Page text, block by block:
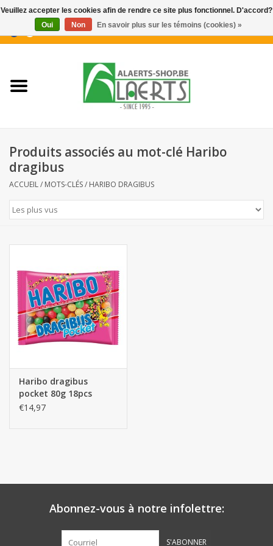
0 Articles - €0,00
Nouveautés
Biscuits pour le café
Botanicals
Bonbons pour la bonbonnière
Rouleaux de caisse thermiques
Produits d'hygiène
Matériel d'emballage
Fournitures de bureau
Produits associés au mot-clé Haribo
dragibus
ACCUEIL/ MOTS-CLÉS/ HARIBO DRAGIBUS
Haribo dragibus
pocket 80g 18pcs
€14,97
Abonnez-vous à notre infolettre:
S'ABONNER
Veuillez accepter les cookies afin de rendre ce site plus fonctionnel. D'accord?
Oui
Non En savoir plus sur les témoins (cookies) »